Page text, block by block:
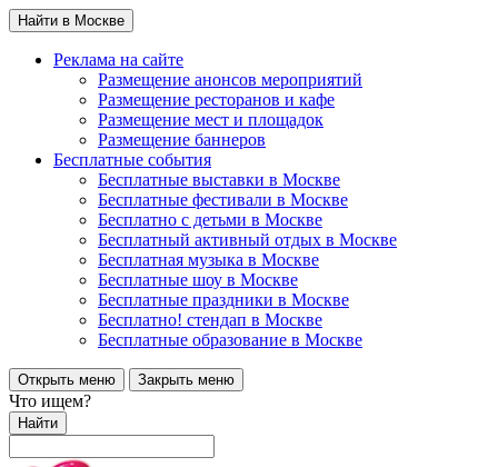
Найти в Москве
Реклама на сайте
Размещение анонсов мероприятий
Размещение ресторанов и кафе
Размещение мест и площадок
Размещение баннеров
Бесплатные события
Бесплатные выставки в Москве
Бесплатные фестивали в Москве
Бесплатно с детьми в Москве
Бесплатный активный отдых в Москве
Бесплатная музыка в Москве
Бесплатные шоу в Москве
Бесплатные праздники в Москве
Бесплатно! стендап в Москве
Бесплатные образование в Москве
Открыть меню Закрыть меню
Что ищем?
Найти